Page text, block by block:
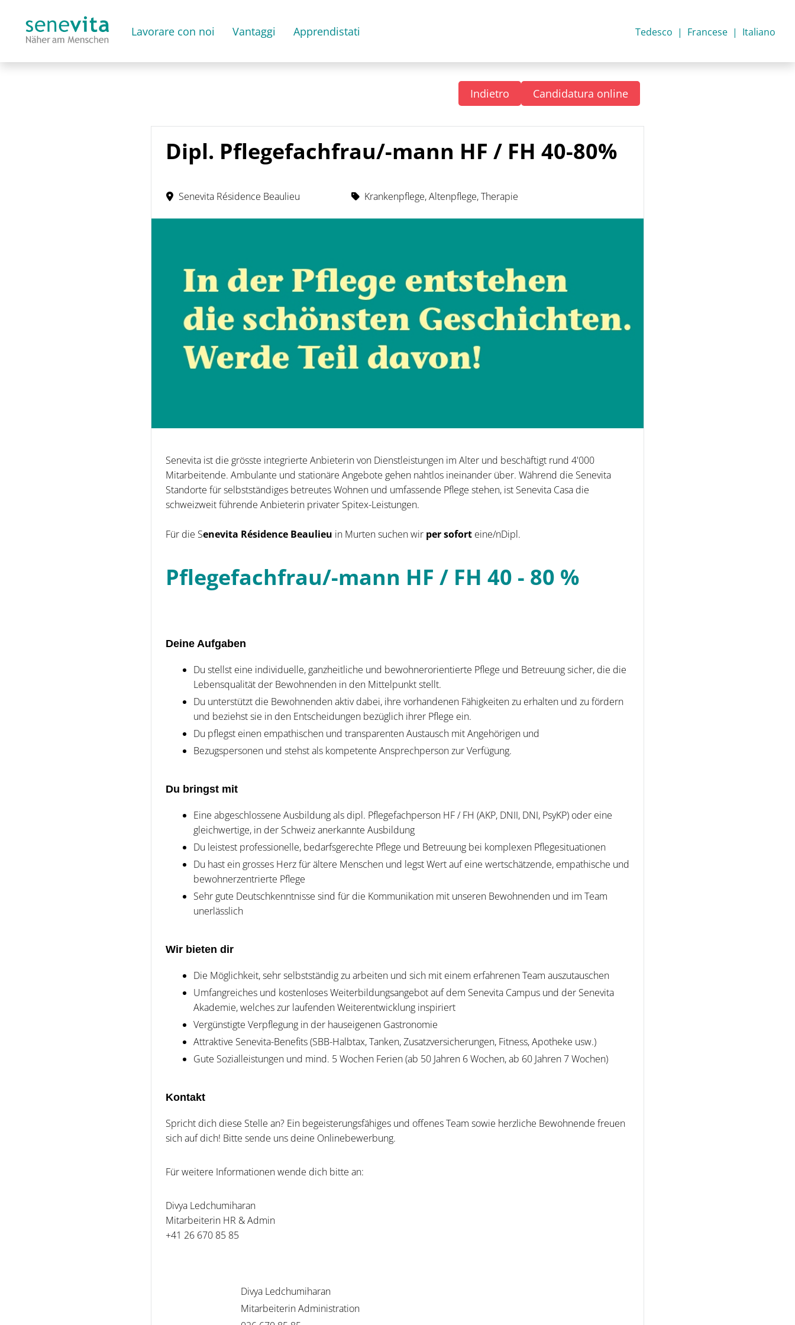
Tedesco Francese Italiano
Lavorare con noi Vantaggi Apprendistati
Indietro Candidatura online
Dipl. Pflegefachfrau/-mann HF / FH 40-80%
Senevita Résidence Beaulieu Krankenpflege, Altenpflege, Therapie
Senevita ist die grösste integrierte Anbieterin von Dienstleistungen im Alter und beschäftigt rund 4'000
Mitarbeitende. Ambulante und stationäre Angebote gehen nahtlos ineinander über. Während die Senevita
Standorte für selbstständiges betreutes Wohnen und umfassende Pflege stehen, ist Senevita Casa die
schweizweit führende Anbieterin privater Spitex-Leistungen.
Für die Senevita Résidence Beaulieu in Murten suchen wir per sofort eine/nDipl.
Pflegefachfrau/-mann HF / FH 40 - 80 %
Deine Aufgaben
Du stellst eine individuelle, ganzheitliche und bewohnerorientierte Pflege und Betreuung sicher, die die
Lebensqualität der Bewohnenden in den Mittelpunkt stellt.
Du unterstützt die Bewohnenden aktiv dabei, ihre vorhandenen Fähigkeiten zu erhalten und zu fördern
und beziehst sie in den Entscheidungen bezüglich ihrer Pflege ein.
Du pflegst einen empathischen und transparenten Austausch mit Angehörigen und
Bezugspersonen und stehst als kompetente Ansprechperson zur Verfügung.
Du bringst mit
Eine abgeschlossene Ausbildung als dipl. Pflegefachperson HF / FH (AKP, DNII, DNI, PsyKP) oder eine
gleichwertige, in der Schweiz anerkannte Ausbildung
Du leistest professionelle, bedarfsgerechte Pflege und Betreuung bei komplexen Pflegesituationen
Du hast ein grosses Herz für ältere Menschen und legst Wert auf eine wertschätzende, empathische und
bewohnerzentrierte Pflege
Sehr gute Deutschkenntnisse sind für die Kommunikation mit unseren Bewohnenden und im Team
unerlässlich
Wir bieten dir
Die Möglichkeit, sehr selbstständig zu arbeiten und sich mit einem erfahrenen Team auszutauschen
Umfangreiches und kostenloses Weiterbildungsangebot auf dem Senevita Campus und der Senevita
Akademie, welches zur laufenden Weiterentwicklung inspiriert
Vergünstigte Verpflegung in der hauseigenen Gastronomie
Attraktive Senevita-Benefits (SBB-Halbtax, Tanken, Zusatzversicherungen, Fitness, Apotheke usw.)
Gute Sozialleistungen und mind. 5 Wochen Ferien (ab 50 Jahren 6 Wochen, ab 60 Jahren 7 Wochen)
Kontakt
Spricht dich diese Stelle an? Ein begeisterungsfähiges und offenes Team sowie herzliche Bewohnende freuen
sich auf dich! Bitte sende uns deine Onlinebewerbung.
Für weitere Informationen wende dich bitte an:
Divya Ledchumiharan
Mitarbeiterin HR & Admin
+41 26 670 85 85
Divya Ledchumiharan
Mitarbeiterin Administration